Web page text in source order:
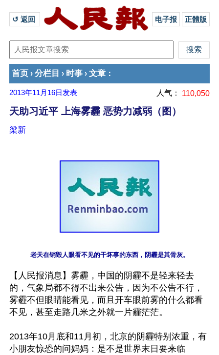
↺ 返回 电子报 正體版
首页 › 分栏目 › 时事 › 文章 ：
2013年11月16日 发表 人气： 110,050
天助习近平 上海雾霾 恶势力减弱（图）
梁新
老天在销毁人眼看不见的干坏事的东西，阴霾是其骨灰。
【人民报消息】雾霾，中国的阴霾不是轻来轻去
的，气象局都不得不出来公告，因为不公告不行，
雾霾不但眼睛能看见，而且开车眼前雾的什么都看
不见，甚至走路几米之外就一片霾茫茫。
2013年10月底和11月初，北京的阴霾特别浓重，有
小朋友惊恐的问妈妈：是不是世界末日要来临